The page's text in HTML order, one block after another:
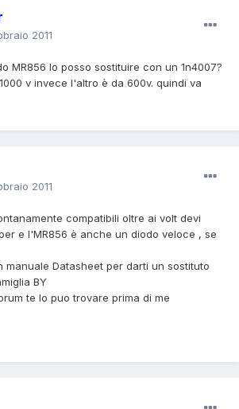
2011
MR856 lo posso sostituire con un 1n4007?
v invece l'altro è da 600v. quindi va
2011
compatibili oltre ai volt devi
e l'MR856 è anche un diodo veloce , se
manuale Datasheet per darti un sostituto
BY
te lo puo trovare prima di me